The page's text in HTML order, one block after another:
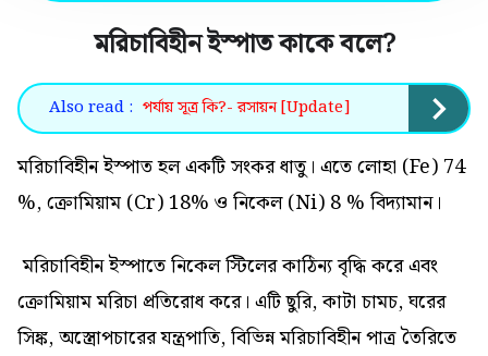
মরিচাবিহীন ইস্পাত কাকে বলে?
Also read : পর্যায় সূত্র কি?- রসায়ন [Update]
মরিচাবিহীন ইস্পাত হল একটি সংকর ধাতু। এতে লোহা (Fe) 74
%, ক্রোমিয়াম (Cr) 18% ও নিকেল (Ni) 8 % বিদ্যামান।
মরিচাবিহীন ইস্পাতে নিকেল স্টিলের কাঠিন্য বৃদ্ধি করে এবং
ক্রোমিয়াম মরিচা প্রতিরোধ করে। এটি ছুরি, কাটা চামচ, ঘরের
সিঙ্ক, অস্ত্রোপচারের যন্ত্রপাতি, বিভিন্ন মরিচাবিহীন পাত্র তৈরিতে